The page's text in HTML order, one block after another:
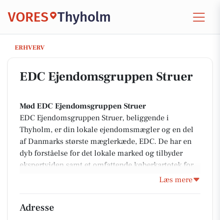
VORES Thyholm
ERHVERV
EDC Ejen­doms­grup­pen Struer
EDC Ejen­doms­grup­pen Struer
Mød EDC Ejendomsgruppen Struer
EDC Ejendomsgruppen Struer, beliggende i
Thyholm, er din lokale ejendomsmægler og en del
af Danmarks største mæglerkæde, EDC. De har en
dyb forståelse for det lokale marked og tilbyder
ekspertviden samt et omfattende køberkartotek for
at hjælpe kunder med at sælge eller købe deres
Hvorfor vælge EDC Ejendomsgruppen Struer?
Læs mere
Adresse